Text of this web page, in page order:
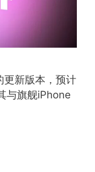
更新版本，预计
与旗舰iPhone